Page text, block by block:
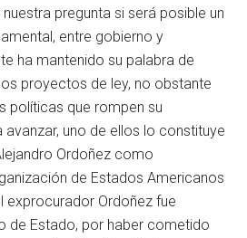
pregunta si será posible un
entre gobierno y
ha mantenido su palabra de
proyectos de ley, no obstante
políticas que rompen su
uno de ellos lo constituye
Ordoñez como
de Estados Americanos
exprocurador Ordoñez fue
de Estado, por haber cometido